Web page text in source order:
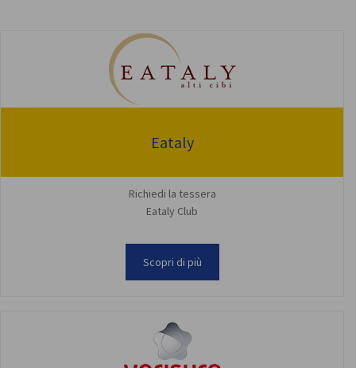
Eataly
Richiedi la tessera
Eataly Club
Scopri di più